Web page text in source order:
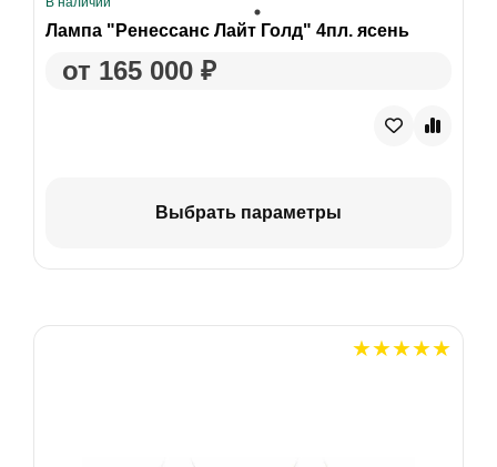
Лампа "Ренессанс Лайт Голд" 4пл. ясень
от 165 000 ₽
Выбрать параметры